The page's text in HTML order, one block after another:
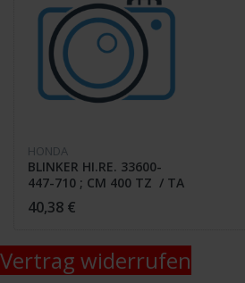
HONDA
BLINKER HI.RE. 33600-
447-710 ; CM 400 TZ / TA
40,38 €
Vertrag widerrufen